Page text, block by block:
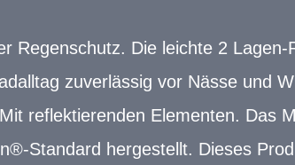
Regenschutz. Die leichte 2
zuverlässig vor Nässe und
reflektierenden Elementen. Das
Standard hergestellt. Dieses